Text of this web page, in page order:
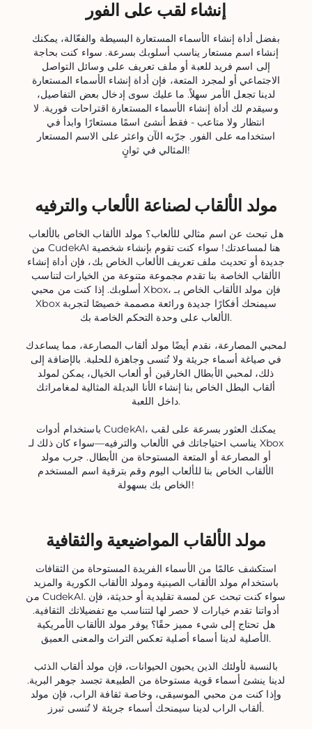
إنشاء لقب على الفور
بفضل أداة إنشاء الأسماء المستعارة البسيطة والفعّالة، يمكنك
إنشاء اسم مستعار يناسب أسلوبك بسرعة. سواء كنت بحاجة
إلى اسم فريد للعبة أو ملف تعريف على وسائل التواصل
الاجتماعي أو لمجرد المتعة، فإن أداة إنشاء الأسماء المستعارة
لدينا تجعل الأمر سهلاً. ما عليك سوى إدخال بعض التفاصيل،
وسيقدم لك أداة إنشاء الأسماء المستعارة اقتراحات فورية. لا
انتظار ولا متاعب - فقط أنشئ اسمًا مستعارًا وابدأ في
استخدامه على الفور. جرّبه الآن واعثر على الاسم المستعار
المثالي في ثوانٍ!
مولد الألقاب لصناعة الألعاب والترفيه
هل تبحث عن اسم مثالي للألعاب؟ مولد الألقاب الخاص بالألعاب
من CudekAI هنا لمساعدتك! سواء كنت تقوم بإنشاء شخصية
جديدة أو تحديث ملف تعريف الألعاب الخاص بك، فإن أداة إنشاء
الألقاب الخاصة بنا تقدم مجموعة متنوعة من الخيارات لتناسب
أسلوبك. إذا كنت من محبي Xbox، فإن مولد الألقاب الخاص بـ
Xbox سيمنحك أفكارًا جديدة ورائعة مصممة خصيصًا لتجربة
الألعاب على وحدة التحكم الخاصة بك.
لمحبي المصارعة، نقدم أيضًا مولد ألقاب المصارعة، مما يساعدك
في صياغة أسماء جريئة ولا تُنسى وجاهزة للحلبة. بالإضافة إلى
ذلك، لمحبي الأبطال الخارقين أو ألعاب الخيال، يمكن لمولد
ألقاب البطل الخاص بنا إنشاء الأنا البديلة المثالية لمغامراتك
داخل اللعبة.
باستخدام أدوات CudekAI، يمكنك العثور بسرعة على لقب
يناسب احتياجاتك في الألعاب والترفيه—سواء كان ذلك لـ Xbox
أو المصارعة أو المتعة المستوحاة من الأبطال. جرب مولد
الألقاب الخاص بنا للألعاب اليوم وقم بترقية اسم المستخدم
الخاص بك بسهولة!
مولد الألقاب المواضيعية والثقافية
استكشف عالمًا من الأسماء الفريدة المستوحاة من الثقافات
باستخدام مولد الألقاب الصينية ومولد الألقاب الكورية والمزيد
من CudekAI. سواء كنت تبحث عن لمسة تقليدية أو حديثة، فإن
أدواتنا تقدم خيارات لا حصر لها لتتناسب مع تفضيلاتك الثقافية.
هل تحتاج إلى شيء مميز حقًا؟ يوفر مولد الألقاب الأمريكية
الأصلية لدينا أسماء أصلية تعكس التراث والمعنى العميق.
بالنسبة لأولئك الذين يحبون الحيوانات، فإن مولد ألقاب الذئب
لدينا ينشئ أسماء قوية مستوحاة من الطبيعة تجسد جوهر البرية.
وإذا كنت من محبي الموسيقى، وخاصة ثقافة الراب، فإن مولد
ألقاب الراب لدينا سيمنحك أسماء جريئة لا تُنسى تبرز.